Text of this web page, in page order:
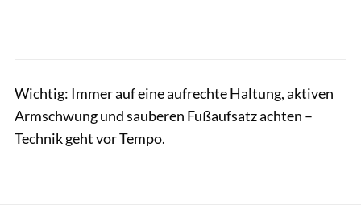
Wichtig: Immer auf eine aufrechte Haltung, aktiven
Armschwung und sauberen Fußaufsatz achten –
Technik geht vor Tempo.